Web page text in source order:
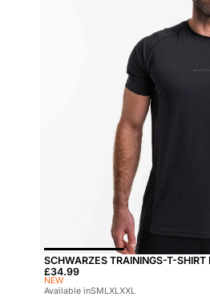
SCHWARZES TRAININGS-T-SHIRT
Preis:
£34.99
NEW
Available inSMLXLXXL